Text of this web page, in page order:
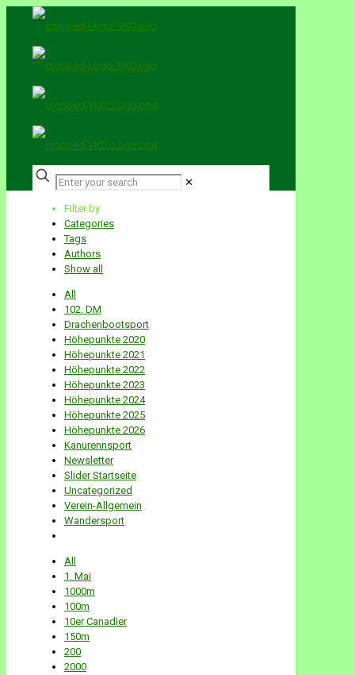
✕
Filter by
Categories
Tags
Authors
Show all
All
102. DM
Drachenbootsport
Höhepunkte 2020
Höhepunkte 2021
Höhepunkte 2022
Höhepunkte 2023
Höhepunkte 2024
Höhepunkte 2025
Höhepunkte 2026
Kanurennsport
Newsletter
Slider Startseite
Uncategorized
Verein-Allgemein
Wandersport
All
1. Mai
1000m
100m
10er Canadier
150m
200
2000